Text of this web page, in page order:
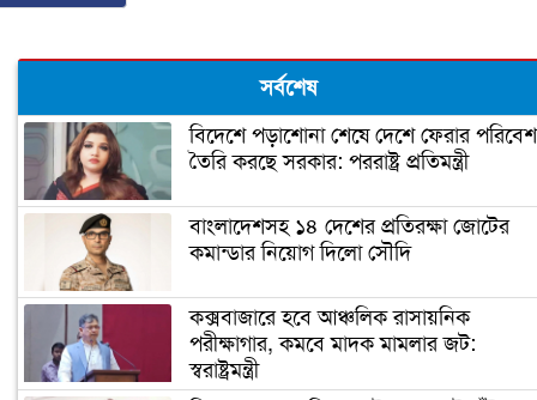
সর্বশেষ
বিদেশে পড়াশোনা শেষে দেশে ফেরার পরিবেশ
তৈরি করছে সরকার: পররাষ্ট্র প্রতিমন্ত্রী
বাংলাদেশসহ ১৪ দেশের প্রতিরক্ষা জোটের
কমান্ডার নিয়োগ দিলো সৌদি
কক্সবাজারে হবে আঞ্চলিক রাসায়নিক
পরীক্ষাগার, কমবে মাদক মামলার জট:
স্বরাষ্ট্রমন্ত্রী